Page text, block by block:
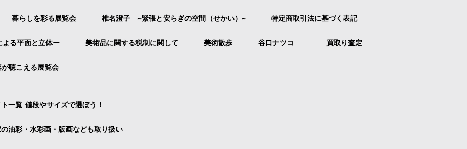
暮らしを彩る展覧会 椎名澄子 ~緊張と安らぎの空間（せかい）~ 特定商取引法に基づく表記
る平面と立体ー 美術品に関する税制に関して 美術散歩 谷口ナツコ 買取り査定
が聴こえる展覧会
一覧 値段やサイズで選ぼう！
油彩・水彩画・版画なども取り扱い